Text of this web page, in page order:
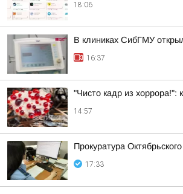
18:06
В клиниках СибГМУ
16:37
"Чисто кадр из хоррора!":
14:57
Прокуратура
17:33